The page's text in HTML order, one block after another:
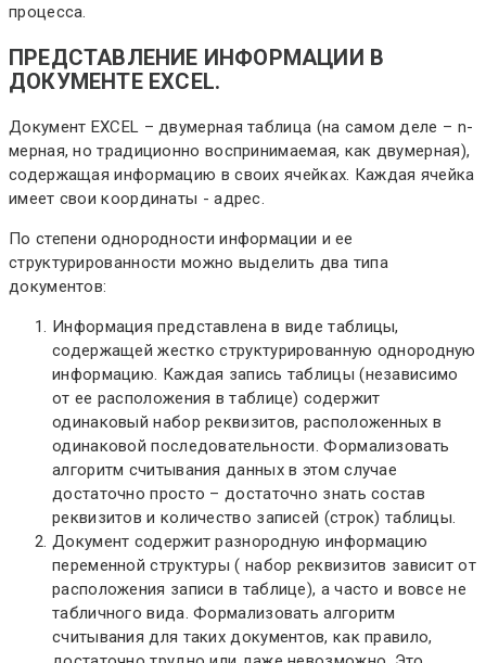
процесса.
ПРЕДСТАВЛЕНИЕ ИНФОРМАЦИИ В
ДОКУМЕНТЕ EXCEL.
Документ EXCEL – двумерная таблица (на самом деле – n-
мерная, но традиционно воспринимаемая, как двумерная),
содержащая информацию в своих ячейках. Каждая ячейка
имеет свои координаты - адрес.
По степени однородности информации и ее
структурированности можно выделить два типа
документов:
Информация представлена в виде таблицы,
содержащей жестко структурированную однородную
информацию. Каждая запись таблицы (независимо
от ее расположения в таблице) содержит
одинаковый набор реквизитов, расположенных в
одинаковой последовательности. Формализовать
алгоритм считывания данных в этом случае
достаточно просто – достаточно знать состав
реквизитов и количество записей (строк) таблицы.
Документ содержит разнородную информацию
переменной структуры ( набор реквизитов зависит от
расположения записи в таблице), а часто и вовсе не
табличного вида. Формализовать алгоритм
считывания для таких документов, как правило,